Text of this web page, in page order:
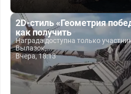
2D-стиль «Геометрия
как получить
Награда доступна только
Вылазок,...
Вчера, 18:13